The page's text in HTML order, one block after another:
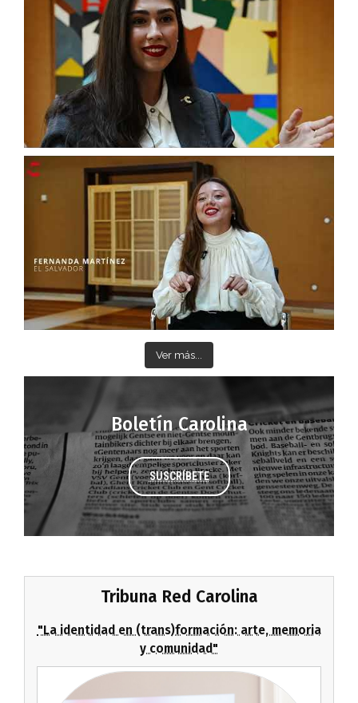
Ver más...
Boletín Carolina
SUSCRÍBETE
Tribuna Red Carolina
"La identidad en (trans)formación: arte, memoria
y comunidad"